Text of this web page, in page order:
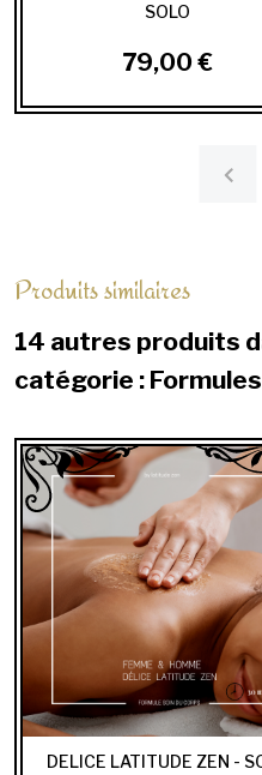
SOLO
79,00 €
Produits similaires
14 autres produits
catégorie :
DELICE LATITUDE ZEN -